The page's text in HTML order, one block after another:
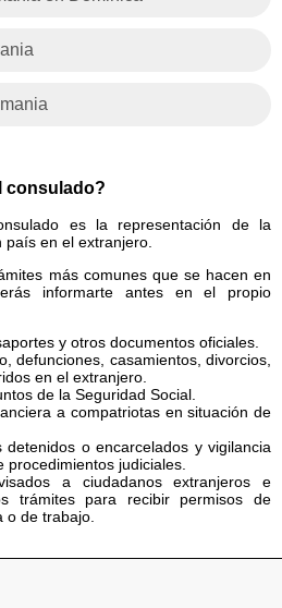
consulado?
es la representación de la
en el extranjero.
más comunes que se hacen en
informarte antes en el propio
y otros documentos oficiales.
defunciones, casamientos, divorcios,
en el extranjero.
de la Seguridad Social.
a compatriotas en situación de
detenidos o encarcelados y vigilancia
judiciales.
a ciudadanos extranjeros e
trámites para recibir permisos de
o de trabajo.